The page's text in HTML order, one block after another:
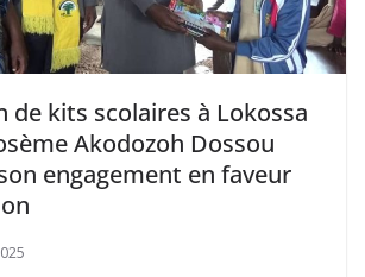
de kits scolaires à Lokossa
Akodozoh Dossou
engagement en faveur